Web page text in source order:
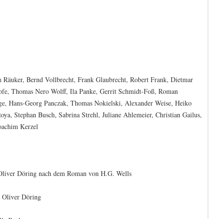
Räuker, Bernd Vollbrecht, Frank Glaubrecht, Robert Frank, Dietmar
Thomas Nero Wolff, Ila Panke, Gerrit Schmidt-Foß, Roman
Hans-Georg Panczak, Thomas Nokielski, Alexander Weise, Heiko
Stephan Busch, Sabrina Strehl, Juliane Ahlemeier, Christian Gailus,
Kerzel
Döring nach dem Roman von H.G. Wells
Döring